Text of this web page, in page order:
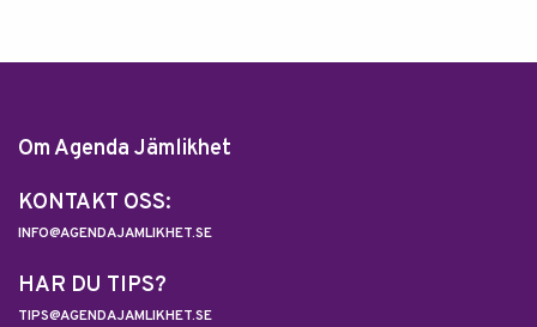
Om Agenda Jämlikhet
KONTAKT OSS:
INFO@AGENDAJAMLIKHET.SE
HAR DU TIPS?
TIPS@AGENDAJAMLIKHET.SE